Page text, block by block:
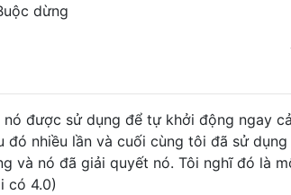
dừng
được sử dụng để tự khởi động ngay
nhiều lần và cuối cùng tôi đã sử
và nó đã giải quyết nó. Tôi nghĩ đó là
có 4.0)